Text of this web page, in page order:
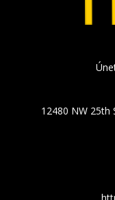
12480 NW 25th